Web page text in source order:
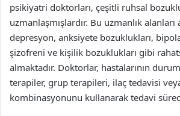
psikiyatri doktorları, çeşitli ruhsal
uzmanlaşmışlardır. Bu uzmanlık alanları
depresyon, anksiyete bozuklukları,
şizofreni ve kişilik bozuklukları gibi
almaktadır. Doktorlar, hastalarının
terapiler, grup terapileri, ilaç tedavisi
kombinasyonunu kullanarak tedavi